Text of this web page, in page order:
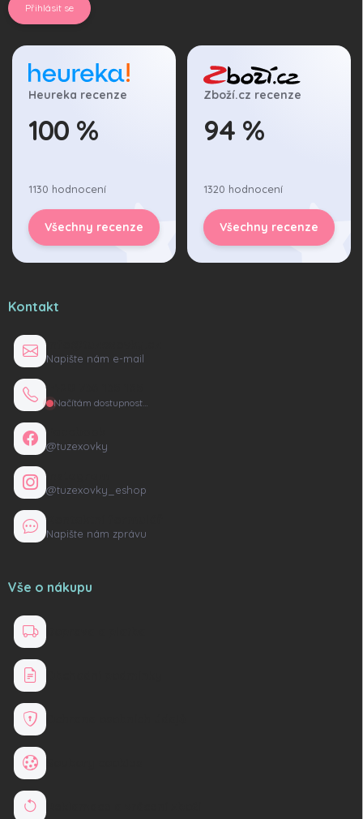
Přihlásit se
Heureka recenze
100 %
1130 hodnocení
Všechny recenze
Zboží.cz recenze
94 %
1320 hodnocení
Všechny recenze
Kontakt
Napište nám e-mail
Načítám dostupnost…
@tuzexovky
@tuzexovky_eshop
Napište nám zprávu
Vše o nákupu